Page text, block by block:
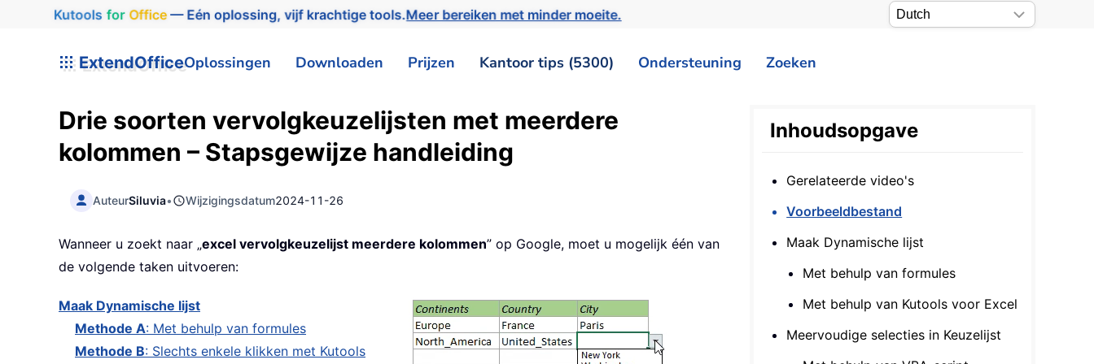
Kutools for Office— Eén oplossing, vijf krachtige tools.Meer bereiken met minder moeite.
ExtendOfficeOplossingen Downloaden Prijzen Kantoor tips (5300) Ondersteuning Zoeken
Drie soorten vervolgkeuzelijsten met meerdere
kolommen – Stapsgewijze handleiding
AuteurSiluvia• Wijzigingsdatum2024-11-26
Wanneer u zoekt naar „excel vervolgkeuzelijst meerdere kolommen” op Google, moet u mogelijk één van
de volgende taken uitvoeren:
Maak Dynamische lijst
Methode A: Met behulp van formules
Methode B: Slechts enkele klikken met Kutools
Inhoudsopgave
Gerelateerde video's
Voorbeeldbestand
Maak Dynamische lijst
Met behulp van formules
Met behulp van Kutools voor Excel
Meervoudige selecties in Keuzelijst